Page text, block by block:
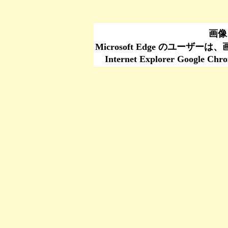
画
Microsoft Edge のユーザーは、
Internet Explorer Google